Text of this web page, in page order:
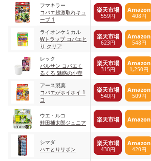
フマキラー
コバエ超激取れキュ
ーブ 1
楽天市場
559円
Amazon
408円
ライオンケミカル
Wトラップ コバエと
り クリア
楽天市場
623円
Amazon
548円
レック
バルサン コバエく
るくる 魅惑の小壺
楽天市場
315円
Amazon
1,250円
アース製薬
コバエがホイホイ 1
コ
楽天市場
540円
Amazon
509円
ウエ・ルコ
蛙田捕太郎ジュニア
楽天市場 Amazon
シマダ
ハエとりリボン
楽天市場
430円
Amazon
420円